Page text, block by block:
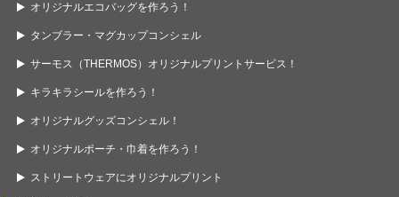
オリジナルエコバッグを作ろう！
タンブラー・マグカップコンシェル
サーモス（THERMOS）オリジナルプリントサービス！
キラキラシールを作ろう！
オリジナルグッズコンシェル！
オリジナルポーチ・巾着を作ろう！
ストリートウェアにオリジナルプリント